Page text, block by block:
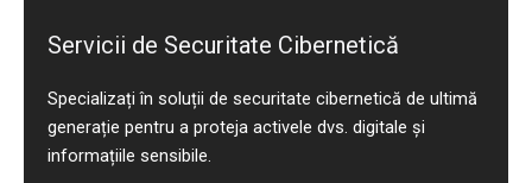
Servicii de Securitate Cibernetică
Specializați în soluții de securitate cibernetică de ultimă
generație pentru a proteja activele dvs. digitale și
informațiile sensibile.